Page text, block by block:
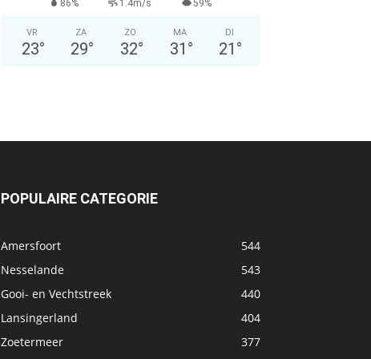
86% 1.4m/s 59%
VR
23°
ZA
29°
ZO
32°
MA
31 °
DI
21 °
POPULAIRE CATEGORIE
Amersfoort
544
Nesselande
543
Gooi- en Vechtstreek
440
Lansingerland
404
Zoetermeer
377